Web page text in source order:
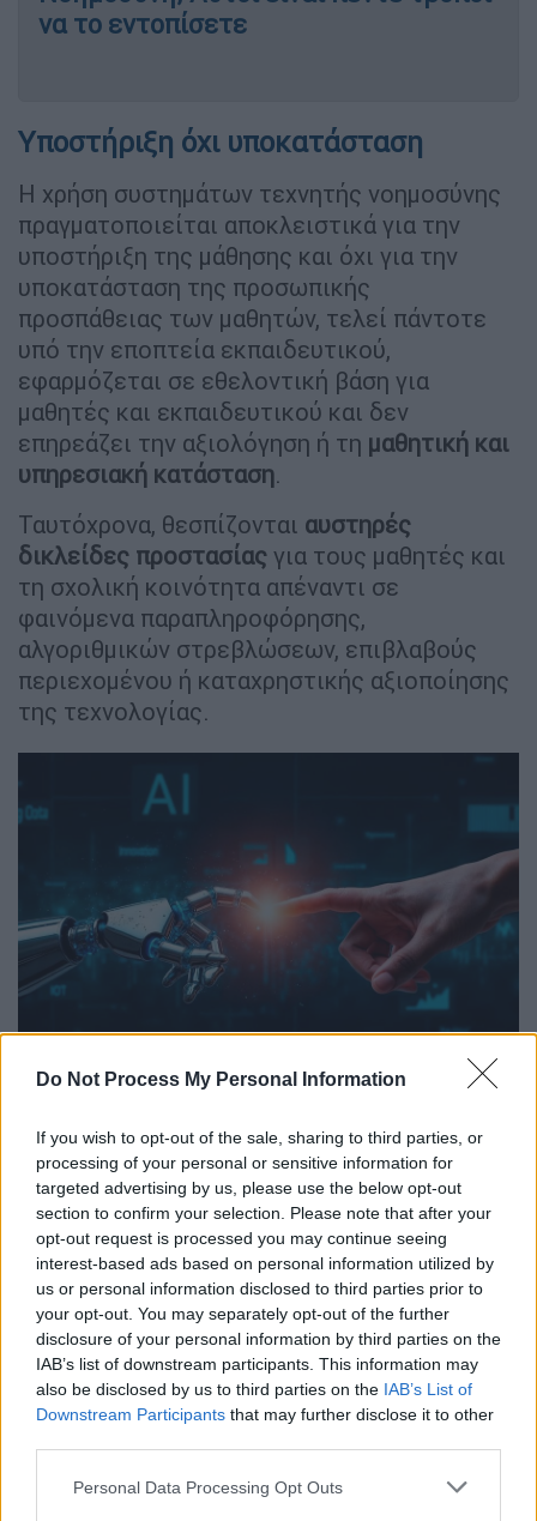
Do Not Process My Personal Information
If you wish to opt-out of the sale, sharing to third parties, or
processing of your personal or sensitive information for
targeted advertising by us, please use the below opt-out
section to confirm your selection. Please note that after your
opt-out request is processed you may continue seeing
interest-based ads based on personal information utilized by
us or personal information disclosed to third parties prior to
your opt-out. You may separately opt-out of the further
disclosure of your personal information by third parties on the
IAB’s list of downstream participants. This information may
also be disclosed by us to third parties on the IAB’s List of
Downstream Participants that may further disclose it to other
Please note that this website/app uses one or more Google
Personal Data Processing Opt Outs
να το εντοπίσετε
Υποστήριξη όχι υποκατάσταση
Η χρήση συστημάτων τεχνητής νοημοσύνης
πραγματοποιείται αποκλειστικά για την
υποστήριξη της μάθησης και όχι για την
υποκατάσταση της προσωπικής
προσπάθειας των μαθητών, τελεί πάντοτε
υπό την εποπτεία εκπαιδευτικού,
εφαρμόζεται σε εθελοντική βάση για
μαθητές και εκπαιδευτικού και δεν
επηρεάζει την αξιολόγηση ή τη μαθητική και
υπηρεσιακή κατάσταση.
Ταυτόχρονα, θεσπίζονται αυστηρές
δικλείδες προστασίας για τους μαθητές και
τη σχολική κοινότητα απέναντι σε
φαινόμενα παραπληροφόρησης,
αλγοριθμικών στρεβλώσεων, επιβλαβούς
περιεχομένου ή καταχρηστικής αξιοποίησης
της τεχνολογίας.
Τεχνητή Νοημοσύνη (freepik.com)
Πρώτη φορά
Για πρώτη φορά εισάγονται ρητές
απαγορεύσεις για πρακτικές όπως: Η
δημιουργία και διάδοση deepfake
περιεχομένου χωρίς συναίνεση, η παραγωγή
ψευδών βιβλιογραφικών αναφορών ή
ανύπαρκτων πηγών, η μη εξουσιοδοτημένη
ανάπτυξη ή χρήση εφαρμογών ΤΝ, καθώς και
η πλήρως αυτοματοποιημένη αξιολόγηση
μαθητών ή εκπαιδευτικών.
Ιδιαίτερη έμφαση δίνεται στην προστασία